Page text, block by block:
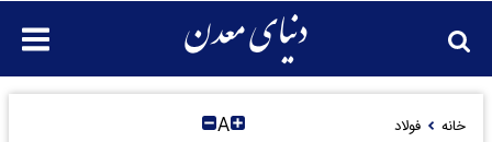
خانه فولاد A